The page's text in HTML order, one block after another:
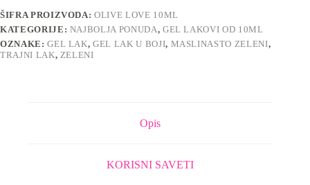
količina
ŠIFRA PROIZVODA:OLIVE LOVE 10ML
KATEGORIJE: NAJBOLJA PONUDA, GEL LAKOVI OD 10ML
OZNAKE:GEL LAK,GEL LAK U BOJI, MASLINASTO ZELENI,
TRAJNI LAK, ZELENI
Opis
KORISNI SAVETI